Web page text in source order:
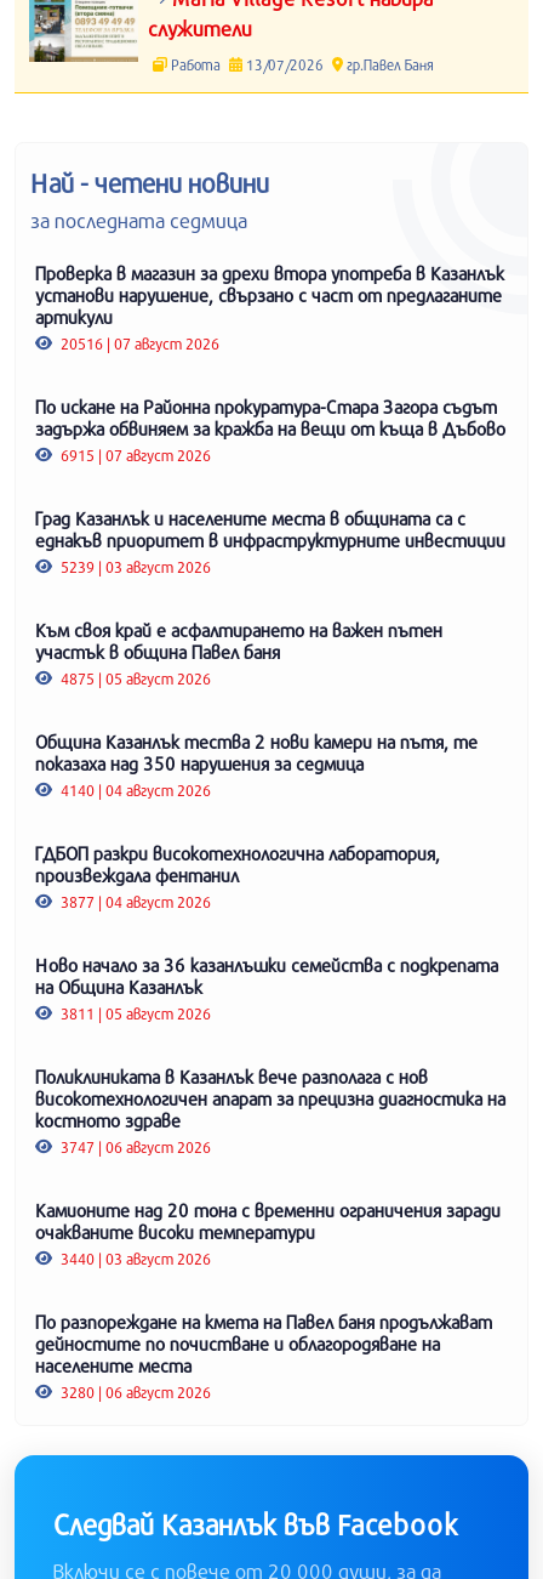
служители
Работа 13/07/2026 гр.Павел Баня
Най - четени новини
за последната седмица
Проверка в магазин за дрехи втора употреба в Казанлък
установи нарушение, свързано с част от предлаганите
артикули
20516 | 07 август 2026
По искане на Районна прокуратура-Стара Загора съдът
задържа обвиняем за кражба на вещи от къща в Дъбово
6915 | 07 август 2026
Град Казанлък и населените места в общината са с
еднакъв приоритет в инфраструктурните инвестиции
5239 | 03 август 2026
Към своя край е асфалтирането на важен пътен
участък в община Павел баня
4875 | 05 август 2026
Община Казанлък тества 2 нови камери на пътя, те
показаха над 350 нарушения за седмица
4140 | 04 август 2026
ГДБОП разкри високотехнологична лаборатория,
произвеждала фентанил
3877 | 04 август 2026
Ново начало за 36 казанлъшки семейства с подкрепата
на Община Казанлък
3811 | 05 август 2026
Поликлиниката в Казанлък вече разполага с нов
високотехнологичен апарат за прецизна диагностика на
костното здраве
3747 | 06 август 2026
Камионите над 20 тона с временни ограничения заради
очакваните високи температури
3440 | 03 август 2026
По разпореждане на кмета на Павел баня продължават
дейностите по почистване и облагородяване на
населените места
3280 | 06 август 2026
Следвай Казанлък във Facebook
Включи се с повече от 20 000 души, за да